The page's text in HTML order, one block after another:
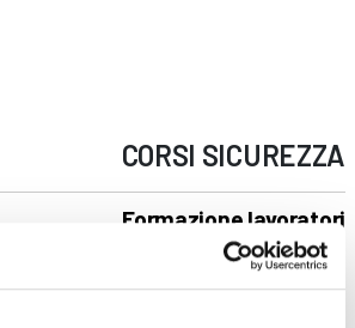
CORSI SICUREZZA
Corsi online - FAD ASINCRONA
Formazione lavoratori
Addetto al servizio antincendio